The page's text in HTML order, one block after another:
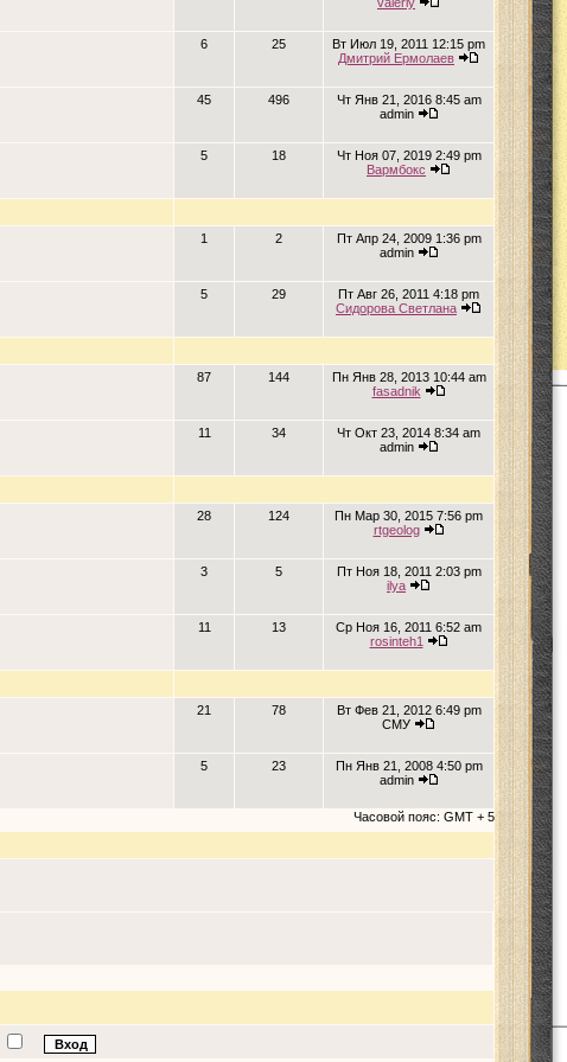
6 25
Вт Июл 19, 2011 12:15 pm
Дмитрий Ермолаев
45 496
Чт Янв 21, 2016 8:45 am
admin
5 18
Чт Ноя 07, 2019 2:49 pm
Вармбокс
1 2
Пт Апр 24, 2009 1:36 pm
admin
5 29
Пт Авг 26, 2011 4:18 pm
Сидорова Светлана
87 144
Пн Янв 28, 2013 10:44 am
fasadnik
11 34
Чт Окт 23, 2014 8:34 am
admin
28 124
Пн Мар 30, 2015 7:56 pm
rtgeolog
3 5
Пт Ноя 18, 2011 2:03 pm
ilya
11 13
Ср Ноя 16, 2011 6:52 am
rosinteh1
21 78
Вт Фев 21, 2012 6:49 pm
СМУ
5 23
Пн Янв 21, 2008 4:50 pm
admin
Часовой пояс: GMT + 5